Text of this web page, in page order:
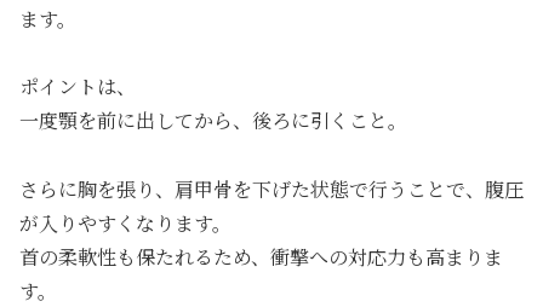
ます。
ポイントは、
一度顎を前に出してから、後ろに引くこと。
さらに胸を張り、肩甲骨を下げた状態で行うことで、腹圧
が入りやすくなります。
首の柔軟性も保たれるため、衝撃への対応力も高まりま
す。